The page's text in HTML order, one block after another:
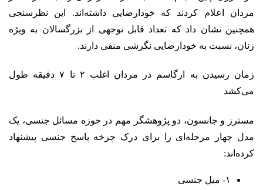
مردان اعلام کردند که خودارضایی داشته‌اند. این نظرسنجی
همچنین نشان داد که تعداد قابل توجهی از بزرگسالان به ویژه
زنان، نسبت به خودارضایی نگرشی منفی دارند.
زمان رسیدن به ارگاسم در مردان اغلب ۲ تا ۷ دقیقه طول
می‌کشد
مسترز و جانسون، دو پژوهشگر مهم در حوزه‌ مسائل جنسی، یک
مدل چهار مرحله‌ای را برای درک چرخه پاسخ جنسی پیشنهاد
کرده‌اند:
۱- میل جنسی